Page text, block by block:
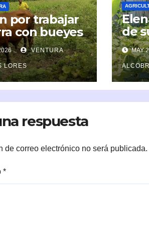
por trabajar
con bueyes
VENTURA
LORES
de
MAY
respuesta
de correo electrónico no será publicada.
*